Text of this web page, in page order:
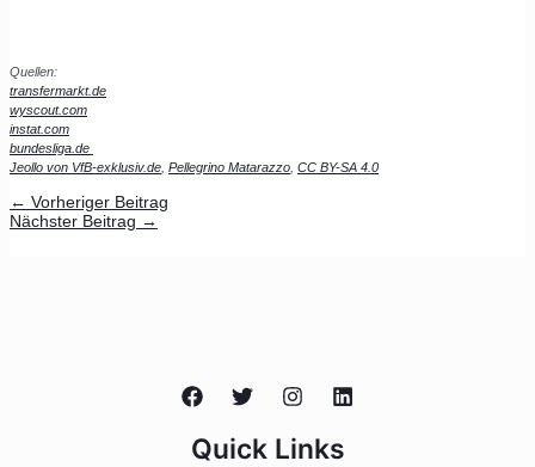
Quellen:
transfermarkt.de
wyscout.com
instat.com
bundesliga.de
Jeollo von VfB-exklusiv.de Pellegrino Matarazzo CC BY-SA 4.0
← Vorheriger Beitrag
Nächster Beitrag →
Quick Links